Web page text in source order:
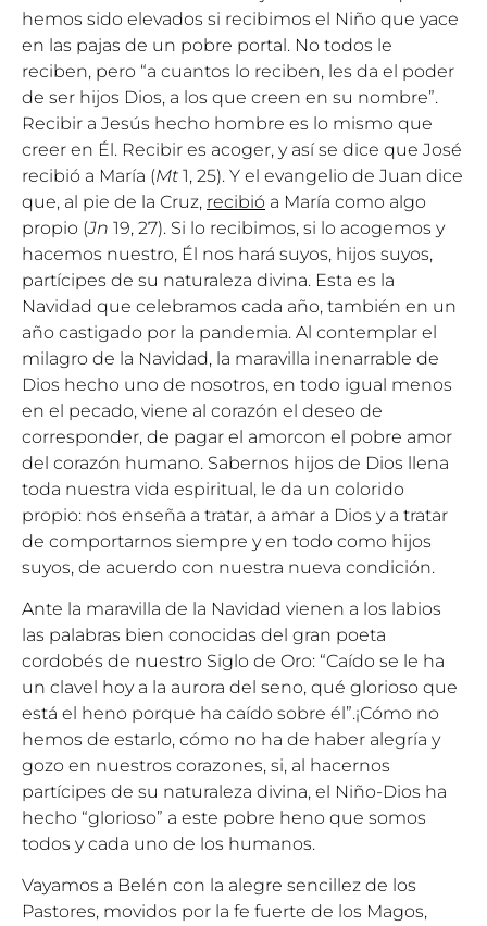
hemos sido elevados si recibimos el Niño que yace
en las pajas de un pobre portal. No todos le
reciben, pero “a cuantos lo reciben, les da el poder
de ser hijos Dios, a los que creen en su nombre”.
Recibir a Jesús hecho hombre es lo mismo que
creer en Él. Recibir es acoger, y así se dice que José
recibió a María (Mt 1, 25). Y el evangelio de Juan dice
que, al pie de la Cruz, recibió a María como algo
propio (Jn 19, 27). Si lo recibimos, si lo acogemos y
hacemos nuestro, Él nos hará suyos, hijos suyos,
partícipes de su naturaleza divina. Esta es la
Navidad que celebramos cada año, también en un
año castigado por la pandemia. Al contemplar el
milagro de la Navidad, la maravilla inenarrable de
Dios hecho uno de nosotros, en todo igual menos
en el pecado, viene al corazón el deseo de
corresponder, de pagar el amorcon el pobre amor
del corazón humano. Sabernos hijos de Dios llena
toda nuestra vida espiritual, le da un colorido
propio: nos enseña a tratar, a amar a Dios y a tratar
de comportarnos siempre y en todo como hijos
suyos, de acuerdo con nuestra nueva condición.
Ante la maravilla de la Navidad vienen a los labios
las palabras bien conocidas del gran poeta
cordobés de nuestro Siglo de Oro: “Caído se le ha
un clavel hoy a la aurora del seno, qué glorioso que
está el heno porque ha caído sobre él”.¡Cómo no
hemos de estarlo, cómo no ha de haber alegría y
gozo en nuestros corazones, si, al hacernos
partícipes de su naturaleza divina, el Niño-Dios ha
hecho “glorioso” a este pobre heno que somos
todos y cada uno de los humanos.
Vayamos a Belén con la alegre sencillez de los
Pastores, movidos por la fe fuerte de los Magos,